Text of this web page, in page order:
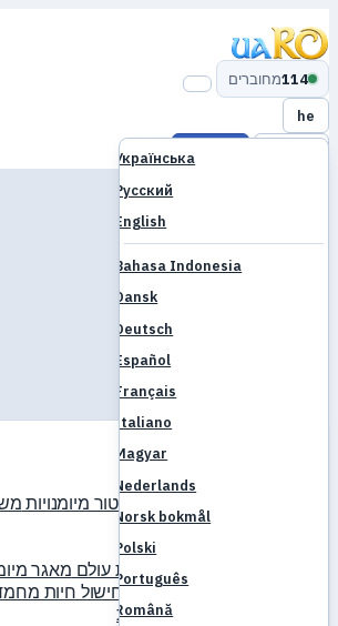
114מחוברים
he
Українська
Русский
English
Bahasa Indonesia
Dansk
Deutsch
Español
Français
Italiano
Magyar
Nederlands
Norsk bokmål
Polski
Português
Română
סימולטור מיומנויות
מיקומים מפת עולם מאגר
מדריך פארמינגיצירה וחישול חיות
מכניקותהפניות